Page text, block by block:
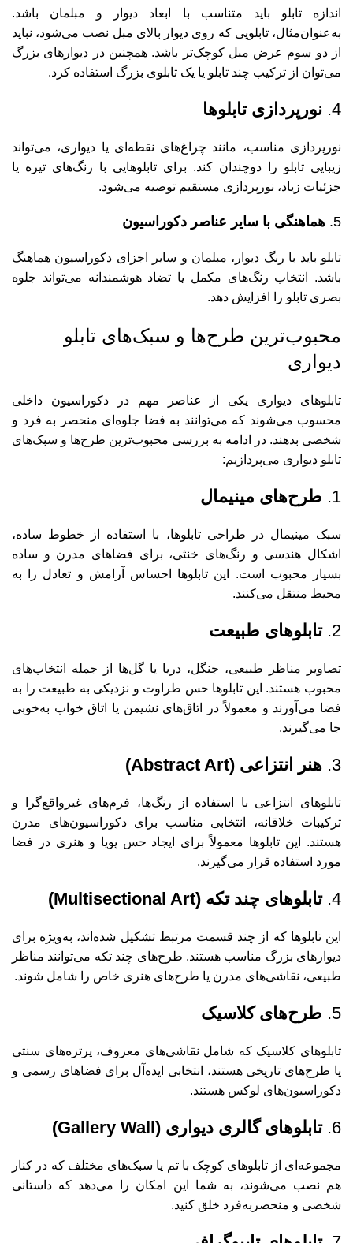
اندازه تابلو باید متناسب با ابعاد دیوار و مبلمان باشد.
به‌عنوان‌مثال، تابلویی که روی دیوار بالای مبل نصب می‌شود، نباید
از دو سوم عرض مبل کوچک‌تر باشد. همچنین در دیوارهای بزرگ
می‌توان از ترکیب چند تابلو یا یک تابلوی بزرگ استفاده کرد.
4. نورپردازی تابلوها
نورپردازی مناسب، مانند چراغ‌های نقطه‌ای یا دیواری، می‌تواند
زیبایی تابلو را دوچندان کند. برای تابلوهایی با رنگ‌های تیره یا
جزئیات زیاد، نورپردازی مستقیم توصیه می‌شود.
5. هماهنگی با سایر عناصر دکوراسیون
تابلو باید با رنگ دیوار، مبلمان و سایر اجزای دکوراسیون هماهنگ
باشد. انتخاب رنگ‌های مکمل یا تضاد هوشمندانه می‌تواند جلوه
بصری تابلو را افزایش دهد.
محبوب‌ترین طرح‌ها و سبک‌های تابلو
دیواری
تابلوهای دیواری یکی از عناصر مهم در دکوراسیون داخلی
محسوب می‌شوند که می‌توانند به فضا جلوه‌ای منحصر به فرد و
شخصی بدهند. در ادامه به بررسی محبوب‌ترین طرح‌ها و سبک‌های
تابلو دیواری می‌پردازیم:
1. طرح‌های مینیمال
سبک مینیمال در طراحی تابلوها، با استفاده از خطوط ساده،
اشکال هندسی و رنگ‌های خنثی، برای فضاهای مدرن و ساده
بسیار محبوب است. این تابلوها احساس آرامش و تعادل را به
محیط منتقل می‌کنند.
2. تابلوهای طبیعت
تصاویر مناظر طبیعی، جنگل، دریا یا گل‌ها از جمله انتخاب‌های
محبوب هستند. این تابلوها حس طراوت و نزدیکی به طبیعت را به
فضا می‌آورند و معمولاً در اتاق‌های نشیمن یا اتاق خواب به‌خوبی
جا می‌گیرند.
3. هنر انتزاعی (Abstract Art)
تابلوهای انتزاعی با استفاده از رنگ‌ها، فرم‌های غیرواقع‌گرا و
ترکیبات خلاقانه، انتخابی مناسب برای دکوراسیون‌های مدرن
هستند. این تابلوها معمولاً برای ایجاد حس پویا و هنری در فضا
مورد استفاده قرار می‌گیرند.
4. تابلوهای چند تکه (Multisectional Art)
این تابلوها که از چند قسمت مرتبط تشکیل شده‌اند، به‌ویژه برای
دیوارهای بزرگ مناسب هستند. طرح‌های چند تکه می‌توانند مناظر
طبیعی، نقاشی‌های مدرن یا طرح‌های هنری خاص را شامل شوند.
5. طرح‌های کلاسیک
تابلوهای کلاسیک که شامل نقاشی‌های معروف، پرتره‌های سنتی
یا طرح‌های تاریخی هستند، انتخابی ایده‌آل برای فضاهای رسمی و
دکوراسیون‌های لوکس هستند.
6. تابلوهای گالری دیواری (Gallery Wall)
مجموعه‌ای از تابلوهای کوچک با تم یا سبک‌های مختلف که در کنار
هم نصب می‌شوند، به شما این امکان را می‌دهد که داستانی
شخصی و منحصربه‌فرد خلق کنید.